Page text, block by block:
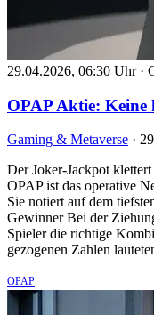
29.04.2026, 06:30 Uhr ·
OPAP Aktie: Keine
Gaming & Metaverse ·
Der Joker-Jackpot
OPAP ist das operative
Sie notiert auf dem
Gewinner Bei der
Spieler die richtige
gezogenen Zahlen
OPAP